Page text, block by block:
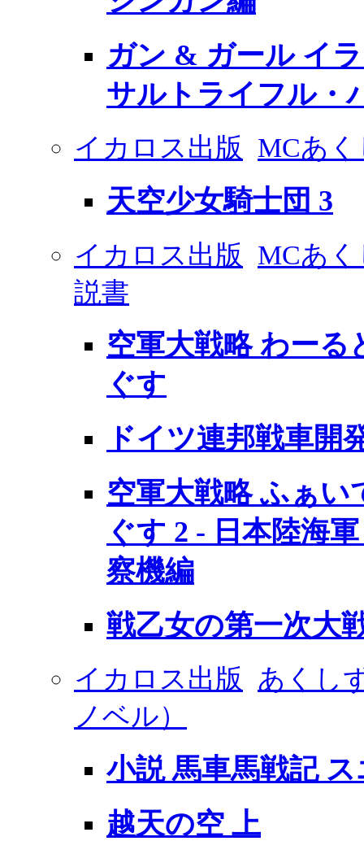
ガン & ガール イ
サルトライフル・
イカロス出版 MCあ
天空少女騎士団 3
イカロス出版
MCあ
説書
空軍大戦略 わー
ぐす
ドイツ連邦戦車開
空軍大戦略 ふぁ
ぐす 2 - 日本陸海
察機編
戦乙女の第一次大
イカロス出版
あくし
ノベル）
小説 馬車馬戦記
越天の空 上